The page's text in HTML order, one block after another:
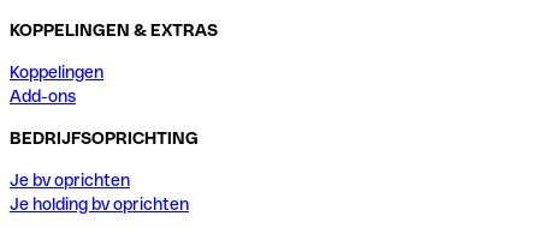
KOPPELINGEN & EXTRAS
Koppelingen
Add-ons
BEDRIJFSOPRICHTING
Je bv oprichten
Je holding bv oprichten